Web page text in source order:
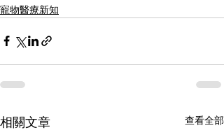
寵物醫療新知
相關文章 查看全部